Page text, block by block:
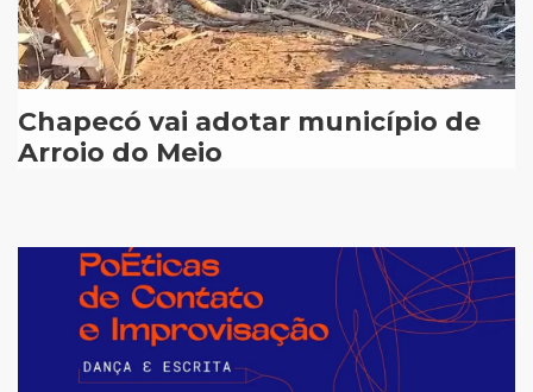
Chapecó vai adotar município de
Arroio do Meio